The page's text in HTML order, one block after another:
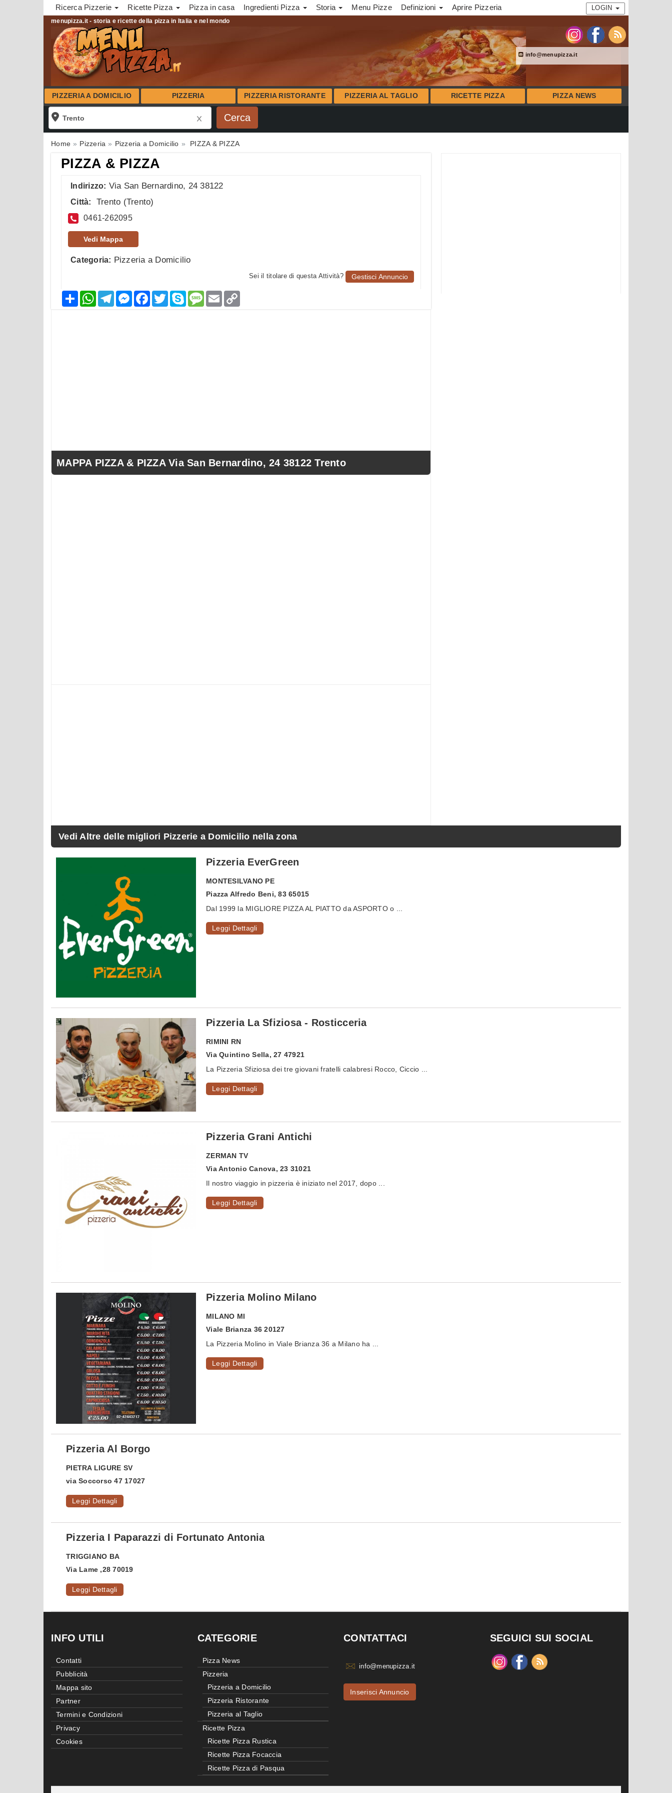
Ricerca Pizzerie Ricette Pizza Pizza in casa Ingredienti Pizza Storia Menu Pizze Definizioni Aprire Pizzeria LOGIN
menupizza.it - storia e ricette della pizza in Italia e nel mondo
info@menupizza.it
PIZZERIA A DOMICILIO PIZZERIA PIZZERIA RISTORANTE PIZZERIA AL TAGLIO RICETTE PIZZA PIZZA NEWS
Home Pizzeria Pizzeria a Domicilio PIZZA & PIZZA
PIZZA & PIZZA
Indirizzo: Via San Bernardino, 24 38122
Città: Trento (Trento)
0461-262095
Vedi Mappa
Categoria: Pizzeria a Domicilio
Sei il titolare di questa Attività? Gestisci Annuncio
CondividiWhatsAppTelegramMessenger
Facebook
TwitterSkypeMessage
Email
MAPPA PIZZA & PIZZA Via San Bernardino, 24 38122 Trento
Vedi Altre delle migliori Pizzerie a Domicilio nella zona
Pizzeria EverGreen
MONTESILVANO PE
Piazza Alfredo Beni, 83 65015
Dal 1999 la MIGLIORE PIZZA AL PIATTO da ASPORTO o ...
Leggi Dettagli
Pizzeria La Sfiziosa - Rosticceria
RIMINI RN
Via Quintino Sella, 27 47921
La Pizzeria Sfiziosa dei tre giovani fratelli calabresi Rocco, Ciccio ...
Leggi Dettagli
Pizzeria Grani Antichi
ZERMAN TV
Via Antonio Canova, 23 31021
Il nostro viaggio in pizzeria è iniziato nel 2017, dopo ...
Leggi Dettagli
Pizzeria Molino Milano
MILANO MI
Viale Brianza 36 20127
La Pizzeria Molino in Viale Brianza 36 a Milano ha ...
Leggi Dettagli
Pizzeria Al Borgo
PIETRA LIGURE SV
via Soccorso 47 17027
Leggi Dettagli
Pizzeria I Paparazzi di Fortunato Antonia
TRIGGIANO BA
Via Lame ,28 70019
Leggi Dettagli
INFO UTILI
Contatti
Pubblicità
Mappa sito
Partner
Termini e Condizioni
Privacy
Cookies
CATEGORIE
Pizza News
Pizzeria
Pizzeria a Domicilio
Pizzeria Ristorante
Pizzeria al Taglio
Ricette Pizza
Ricette Pizza Rustica
Ricette Pizza Focaccia
Ricette Pizza di Pasqua
CONTATTACI
info@menupizza.it
Inserisci Annuncio
SEGUICI SUI SOCIAL